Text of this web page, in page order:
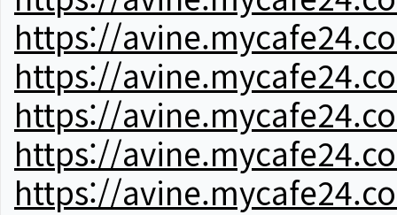
https://
https://
https://
https://
https://